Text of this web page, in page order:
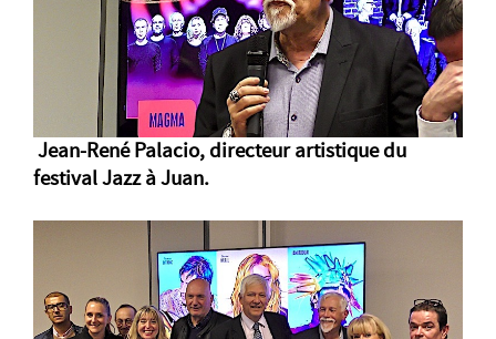
Jean-René Palacio, directeur artistiquedu
festival Jazz à Juan.